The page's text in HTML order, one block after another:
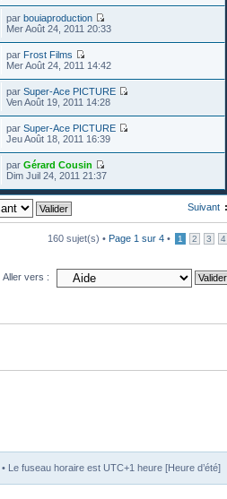
par bouiaproduction
Mer Août 24, 2011 20:33
par Frost Films
Mer Août 24, 2011 14:42
par Super-Ace PICTURE
Ven Août 19, 2011 14:28
par Super-Ace PICTURE
Jeu Août 18, 2011 16:39
par Gérard Cousin
Dim Juil 24, 2011 21:37
Suivant
160 sujet(s) • Page 1 sur 4 • 1 2 3 4
Aller vers :
• Le fuseau horaire est UTC+1 heure [Heure d’été]